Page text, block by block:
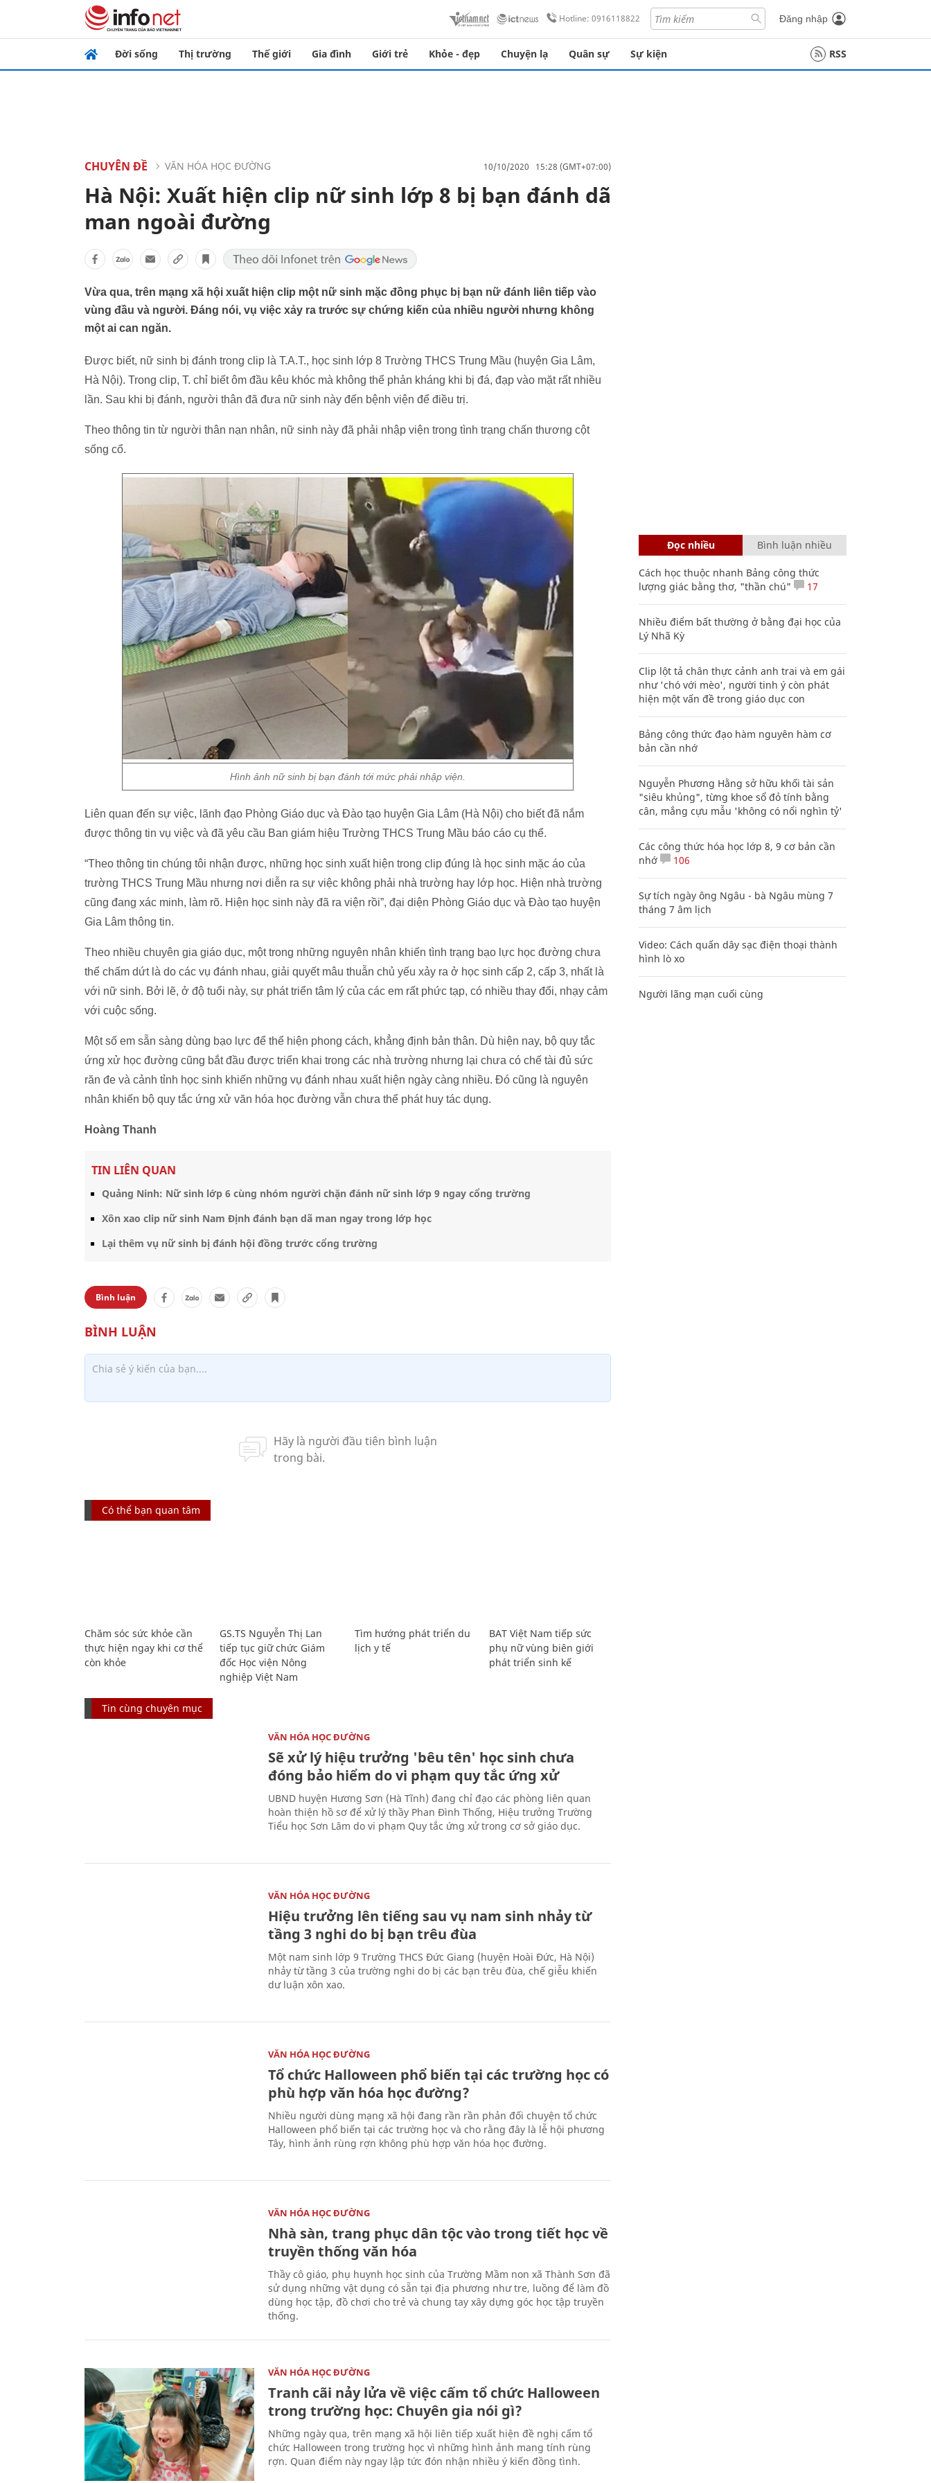
Hotline: 0916118822 Đăng nhập
Đời sống Thị trường Thế giới Gia đình Giới trẻ Khỏe - đẹp Chuyện lạ Quân sự Sự kiện RSS
CHUYÊN ĐỀ VĂN HÓA HỌC ĐƯỜNG 10/10/2020 15:28 (GMT+07:00)
Hà Nội: Xuất hiện clip nữ sinh lớp 8 bị bạn đánh dã
man ngoài đường
Vừa qua, trên mạng xã hội xuất hiện clip một nữ sinh mặc đồng phục bị bạn nữ đánh liên tiếp vào
vùng đầu và người. Đáng nói, vụ việc xảy ra trước sự chứng kiến của nhiều người nhưng không
một ai can ngăn.
Được biết, nữ sinh bị đánh trong clip là T.A.T., học sinh lớp 8 Trường THCS Trung Mầu (huyện Gia Lâm,
Hà Nội). Trong clip, T. chỉ biết ôm đầu kêu khóc mà không thể phản kháng khi bị đá, đạp vào mặt rất nhiều
lần. Sau khi bị đánh, người thân đã đưa nữ sinh này đến bệnh viện để điều trị.
Theo thông tin từ người thân nạn nhân, nữ sinh này đã phải nhập viện trong tình trạng chấn thương cột
sống cổ.
Hình ảnh nữ sinh bị bạn đánh tới mức phải nhập viện.
Liên quan đến sự việc, lãnh đạo Phòng Giáo dục và Đào tạo huyện Gia Lâm (Hà Nội) cho biết đã nắm
được thông tin vụ việc và đã yêu cầu Ban giám hiệu Trường THCS Trung Mầu báo cáo cụ thể.
“Theo thông tin chúng tôi nhận được, những học sinh xuất hiện trong clip đúng là học sinh mặc áo của
trường THCS Trung Mầu nhưng nơi diễn ra sự việc không phải nhà trường hay lớp học. Hiện nhà trường
cũng đang xác minh, làm rõ. Hiện học sinh này đã ra viện rồi”, đại diện Phòng Giáo dục và Đào tạo huyện
Gia Lâm thông tin.
Theo nhiều chuyên gia giáo dục, một trong những nguyên nhân khiến tình trạng bạo lực học đường chưa
thể chấm dứt là do các vụ đánh nhau, giải quyết mâu thuẫn chủ yếu xảy ra ở học sinh cấp 2, cấp 3, nhất là
với nữ sinh. Bởi lẽ, ở độ tuổi này, sự phát triển tâm lý của các em rất phức tạp, có nhiều thay đổi, nhạy cảm
với cuộc sống.
Một số em sẵn sàng dùng bạo lực để thể hiện phong cách, khẳng định bản thân. Dù hiện nay, bộ quy tắc
ứng xử học đường cũng bắt đầu được triển khai trong các nhà trường nhưng lại chưa có chế tài đủ sức
răn đe và cảnh tỉnh học sinh khiến những vụ đánh nhau xuất hiện ngày càng nhiều. Đó cũng là nguyên
nhân khiến bộ quy tắc ứng xử văn hóa học đường vẫn chưa thể phát huy tác dụng.
Hoàng Thanh
TIN LIÊN QUAN
Quảng Ninh: Nữ sinh lớp 6 cùng nhóm người chặn đánh nữ sinh lớp 9 ngay cổng trường
Xôn xao clip nữ sinh Nam Định đánh bạn dã man ngay trong lớp học
Lại thêm vụ nữ sinh bị đánh hội đồng trước cổng trường
Bình luận
Có thể bạn quan tâm
Chăm sóc sức khỏe cần
thực hiện ngay khi cơ thể
còn khỏe
GS.TS Nguyễn Thị Lan
tiếp tục giữ chức Giám
đốc Học viện Nông
nghiệp Việt Nam
Tìm hướng phát triển du
lịch y tế
BAT Việt Nam tiếp sức
phụ nữ vùng biên giới
phát triển sinh kế
Tin cùng chuyên mục
VĂN HÓA HỌC ĐƯỜNG
Sẽ xử lý hiệu trưởng 'bêu tên' học sinh chưa
đóng bảo hiểm do vi phạm quy tắc ứng xử
UBND huyện Hương Sơn (Hà Tĩnh) đang chỉ đạo các phòng liên quan
hoàn thiện hồ sơ để xử lý thầy Phan Đình Thống, Hiệu trưởng Trường
Tiểu học Sơn Lâm do vi phạm Quy tắc ứng xử trong cơ sở giáo dục.
VĂN HÓA HỌC ĐƯỜNG
Hiệu trưởng lên tiếng sau vụ nam sinh nhảy từ
tầng 3 nghi do bị bạn trêu đùa
Một nam sinh lớp 9 Trường THCS Đức Giang (huyện Hoài Đức, Hà Nội)
nhảy từ tầng 3 của trường nghi do bị các bạn trêu đùa, chế giễu khiến
dư luận xôn xao.
VĂN HÓA HỌC ĐƯỜNG
Tổ chức Halloween phổ biến tại các trường học có
phù hợp văn hóa học đường?
Nhiều người dùng mạng xã hội đang rần rần phản đối chuyện tổ chức
Halloween phổ biến tại các trường học và cho rằng đây là lễ hội phương
Tây, hình ảnh rùng rợn không phù hợp văn hóa học đường.
VĂN HÓA HỌC ĐƯỜNG
Nhà sàn, trang phục dân tộc vào trong tiết học về
truyền thống văn hóa
Thầy cô giáo, phụ huynh học sinh của Trường Mầm non xã Thành Sơn đã
sử dụng những vật dụng có sẵn tại địa phương như tre, luồng để làm đồ
dùng học tập, đồ chơi cho trẻ và chung tay xây dựng góc học tập truyền
thống.
VĂN HÓA HỌC ĐƯỜNG
Tranh cãi nảy lửa về việc cấm tổ chức Halloween
trong trường học: Chuyên gia nói gì?
Những ngày qua, trên mạng xã hội liên tiếp xuất hiện đề nghị cấm tổ
chức Halloween trong trường học vì những hình ảnh mang tính rùng
rợn. Quan điểm này ngay lập tức đón nhận nhiều ý kiến đồng tình.
Đọc nhiều Bình luận nhiều
Cách học thuộc nhanh Bảng công thức
lượng giác bằng thơ, "thần chú"
17
Nhiều điểm bất thường ở bằng đại học của
Lý Nhã Kỳ
Clip lột tả chân thực cảnh anh trai và em gái
như 'chó với mèo', người tinh ý còn phát
hiện một vấn đề trong giáo dục con
Bảng công thức đạo hàm nguyên hàm cơ
bản cần nhớ
Nguyễn Phương Hằng sở hữu khối tài sản
"siêu khủng", từng khoe sổ đỏ tính bằng
cân, mắng cựu mẫu 'không có nổi nghìn tỷ'
Các công thức hóa học lớp 8, 9 cơ bản cần
nhớ
106
Sự tích ngày ông Ngâu - bà Ngâu mùng 7
tháng 7 âm lịch
Video: Cách quấn dây sạc điện thoại thành
hình lò xo
Người lãng mạn cuối cùng